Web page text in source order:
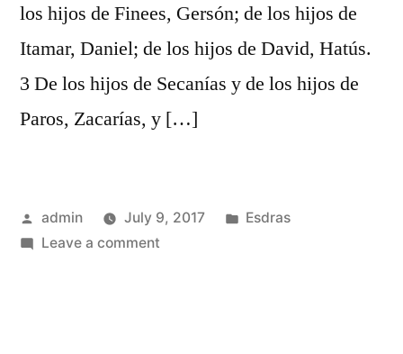
los hijos de Finees, Gersón; de los hijos de
Itamar, Daniel; de los hijos de David, Hatús.
3 De los hijos de Secanías y de los hijos de
Paros, Zacarías, y […]
Posted
by
admin July 9, 2017
Posted
Esdras
Leave a commenton